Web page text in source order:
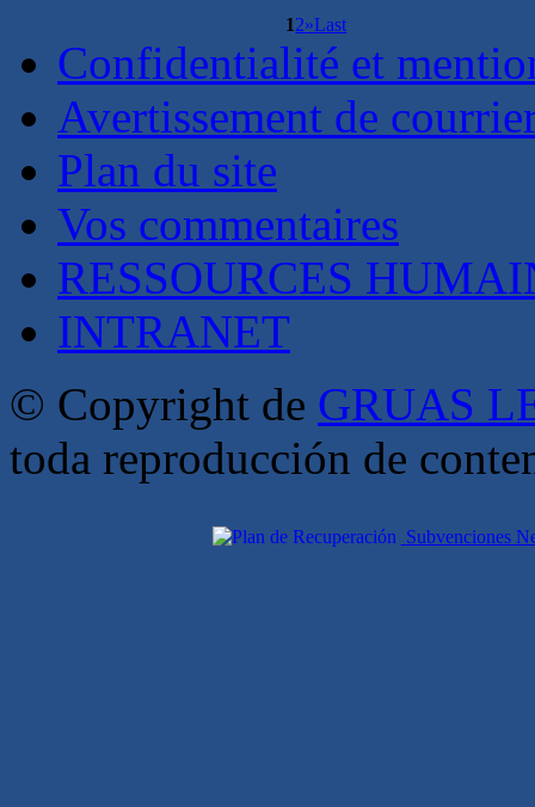
12»Last
Confidentialité et
Avertissement de
Plan du site
Vos commentaires
RESSOURCES
INTRANET
© Copyright de GRUAS
toda reproducción de
Subvenciones